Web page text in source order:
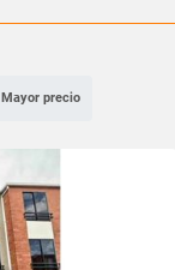
Mayor precio